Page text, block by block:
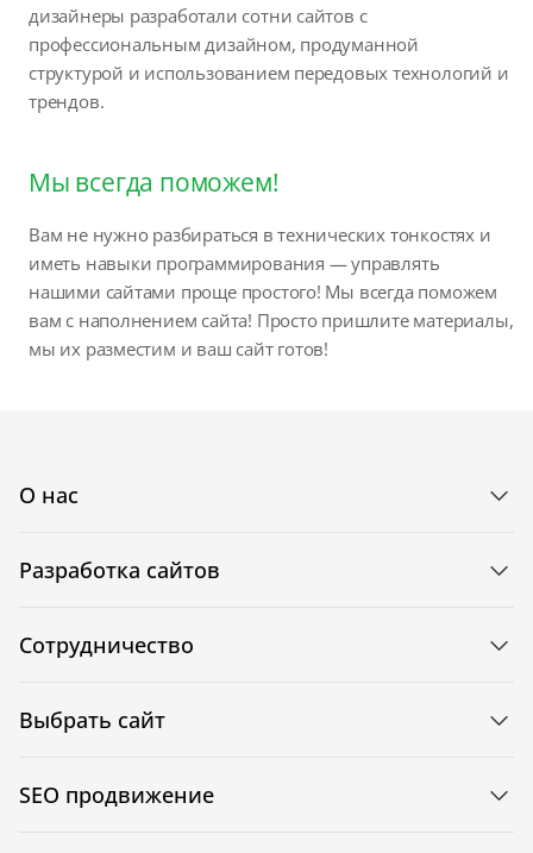
дизайнеры разработали сотни сайтов с
профессиональным дизайном, продуманной
структурой и использованием передовых технологий и
трендов.
Мы всегда поможем!
Вам не нужно разбираться в технических тонкостях и
иметь навыки программирования — управлять
нашими сайтами проще простого! Мы всегда поможем
вам с наполнением сайта! Просто пришлите материалы,
мы их разместим и ваш сайт готов!
О нас
Разработка сайтов
Сотрудничество
Выбрать сайт
SEO продвижение